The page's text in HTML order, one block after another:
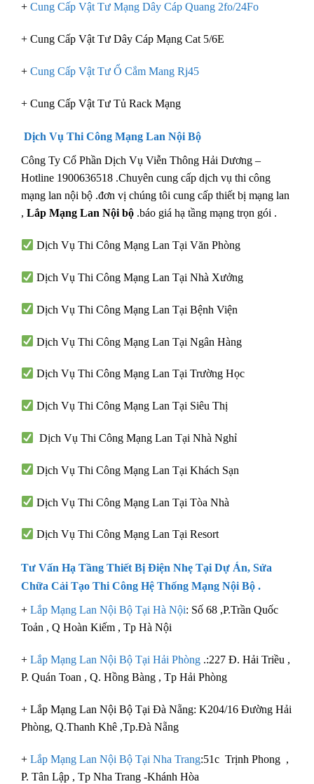
+ Cung Cấp Vật Tư Mạng Dây Cáp Quang 2fo/24Fo
+ Cung Cấp Vật Tư Dây Cáp Mạng Cat 5/6E
+ Cung Cấp Vật Tư Ổ Cắm Mang Rj45
+ Cung Cấp Vật Tư Tủ Rack Mạng
Dịch Vụ Thi Công Mạng Lan Nội Bộ
Công Ty Cổ Phần Dịch Vụ Viễn Thông Hải Dương –
Hotline 1900636518 .Chuyên cung cấp dịch vụ thi công
mạng lan nội bộ .đơn vị chúng tôi cung cấp thiết bị mạng lan
, Lắp Mạng Lan Nội bộ .báo giá hạ tầng mạng trọn gói .
Dịch Vụ Thi Công Mạng Lan Tại Văn Phòng
Dịch Vụ Thi Công Mạng Lan Tại Nhà Xưởng
Dịch Vụ Thi Công Mạng Lan Tại Bệnh Viện
Dịch Vụ Thi Công Mạng Lan Tại Ngân Hàng
Dịch Vụ Thi Công Mạng Lan Tại Trường Học
Dịch Vụ Thi Công Mạng Lan Tại Siêu Thị
Dịch Vụ Thi Công Mạng Lan Tại Nhà Nghỉ
Dịch Vụ Thi Công Mạng Lan Tại Khách Sạn
Dịch Vụ Thi Công Mạng Lan Tại Tòa Nhà
Dịch Vụ Thi Công Mạng Lan Tại Resort
Tư Vấn Hạ Tầng Thiết Bị Điện Nhẹ Tại Dự Án, Sửa
Chữa Cải Tạo Thi Công Hệ Thống Mạng Nội Bộ .
+ Lắp Mạng Lan Nội Bộ Tại Hà Nội: Số 68 ,P.Trần Quốc
Toản , Q Hoàn Kiếm , Tp Hà Nội
+ Lắp Mạng Lan Nội Bộ Tại Hải Phòng .:227 Đ. Hải Triều ,
P. Quán Toan , Q. Hồng Bàng , Tp Hải Phòng
+ Lắp Mạng Lan Nội Bộ Tại Đà Nẵng: K204/16 Đường Hải
Phòng, Q.Thanh Khê ,Tp.Đà Nẵng
+ Lắp Mạng Lan Nội Bộ Tại Nha Trang:51c Trịnh Phong ,
P. Tân Lập , Tp Nha Trang -Khánh Hòa